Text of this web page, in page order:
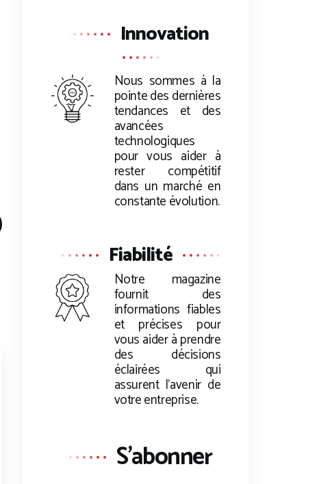
Innovation
Nous sommes à la
pointe des dernières
tendances et des
avancées
technologiques
pour vous aider à
rester compétitif
dans un marché en
constante évolution.
Fiabilité
Notre magazine
fournit des
informations fiables
et précises pour
vous aider à prendre
des décisions
éclairées qui
assurent l’avenir de
votre entreprise.
S'abonner